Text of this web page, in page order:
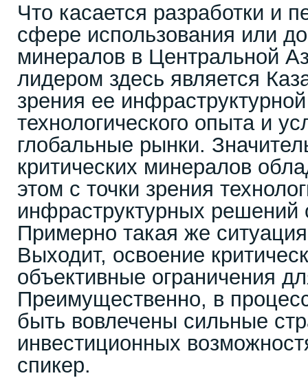
Что касается разработки и
сфере использования или
минералов в Центральной
лидером здесь является
зрения ее
технологического опыта и
глобальные рынки.
критических минералов
этом с точки зрения
инфраструктурных решений
Примерно такая же
Выходит, освоение
объективные ограничения
Преимущественно, в
быть вовлечены сильные
инвестиционных
спикер.